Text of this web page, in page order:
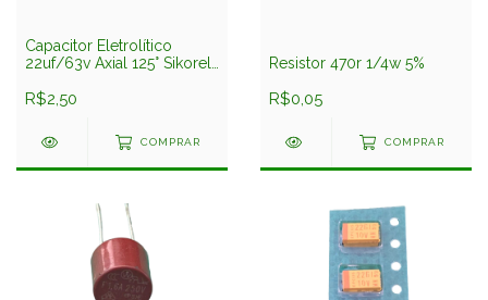
Capacitor Eletrolítico
22uf/63v Axial 125° Sikorel
L.L. Epcos
R$2,50
COMPRAR
Resistor 470r 1/4w 5%
R$0,05
COMPRAR